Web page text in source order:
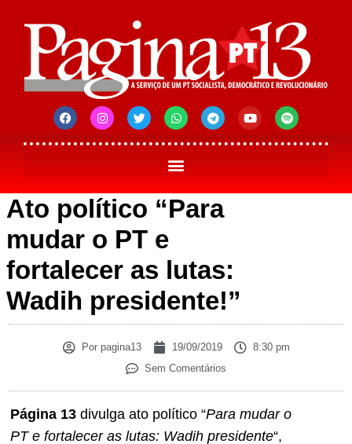
Ato político “Para
mudar o PT e
fortalecer as lutas:
Wadih presidente!”
Porpagina13 19/09/2019
8:30 pm
Sem Comentários
Página 13 divulga ato político “Para mudar o
PT e fortalecer as lutas: Wadih presidente“,